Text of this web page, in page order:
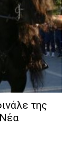
της
Νέα